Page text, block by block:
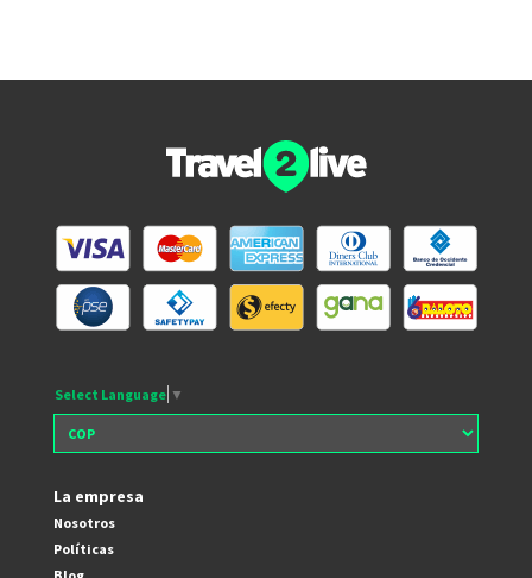
Select Language ▼
La empresa
Nosotros
Políticas